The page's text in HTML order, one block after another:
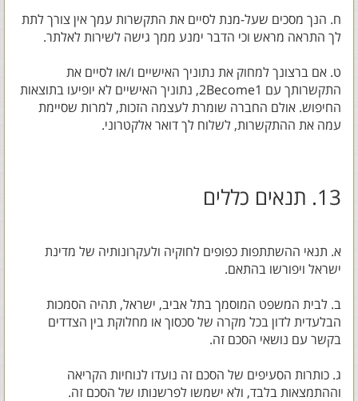
ח. הנך מסכים שעל-מנת לסיים את התקשרות עמך אין צורך לתת
לך התראה מראש וכי הדבר ימנע ממך גישה לשירות לאלתר.
ט. אם ברצונך למחוק את נתוניך האישיים ו/או לסיים את
התקשרותך עם 2Become1, נתוניך האישיים לא יופיעו בתוצאות
החיפוש. אולם החברה שומרת לעצמה הזכות, למרות שסיימת
עמה את ההתקשרות, לשלוח לך דואר אלקטרוני.
13. תנאים כללים
א. תנאי ההשתתפות כפופים לחוקיה ולעקרונותיה של מדינת
ישראל ויפורשו בהתאם.
ב. לבית המשפט המוסמך בתל אביב, ישראל, תהיה הסמכות
הבלעדית לדון בכל מקרה של סכסוך או מחלוקת בין הצדדים
בקשר עם נושאי הסכם זה.
ג. כותרות הסעיפים של הסכם זה נועדו לנוחיות הקריאה
וההתמצאות בלבד, ולא ישמשו לפרשנותו של הסכם זה.